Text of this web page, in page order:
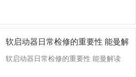
软启动器日常检修的重要性 能曼解
读
软启动器日常检修的重要性 能曼解读